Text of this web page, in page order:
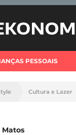
PESSOAIS
Cultura e Lazer
Matos